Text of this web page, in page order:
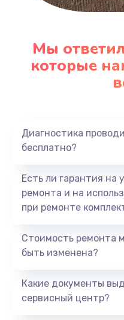
Мы
которые
Диагностика
бесплатно?
Есть ли гарантия на
ремонта и на
при ремонте
Стоимость ремонта
быть изменена?
Какие документы
сервисный центр?